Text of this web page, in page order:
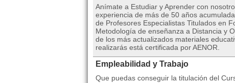
Anímate a Estudiar y Aprender con
experiencia de más de 50 años
de Profesores Especialistas Titulados en
Metodología de enseñanza a Distancia y
de los más actualizados materiales
realizarás está certificada por AENOR.
Empleabilidad y Trabajo
Que puedas conseguir la titulación del